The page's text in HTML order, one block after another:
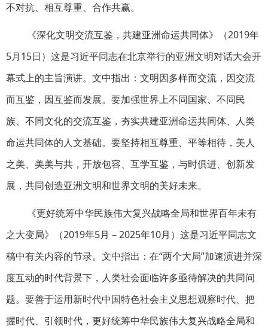
不对抗、相互尊重、合作共赢。
《深化文明交流互鉴，共建亚洲命运共同体》（2019年
5月15日）这是习近平同志在北京举行的亚洲文明对话大会开
幕式上的主旨演讲。文中指出：文明因多样而交流，因交流
而互鉴，因互鉴而发展。要加强世界上不同国家、不同民
族、不同文化的交流互鉴，夯实共建亚洲命运共同体、人类
命运共同体的人文基础。要坚持相互尊重、平等相待，美人
之美、美美与共，开放包容、互学互鉴，与时俱进、创新发
展，共同创造亚洲文明和世界文明的美好未来。
《更好统筹中华民族伟大复兴战略全局和世界百年未有
之大变局》（2019年5月－2025年10月）这是习近平同志文
稿中有关内容的节录。文中指出：在“两个大局”加速演进并深
度互动的时代背景下，人类社会面临许多亟待解决的共同问
题。要善于运用新时代中国特色社会主义思想观察时代、把
握时代、引领时代，更好统筹中华民族伟大复兴战略全局和